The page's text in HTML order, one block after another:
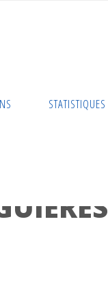
STATISTIQUES